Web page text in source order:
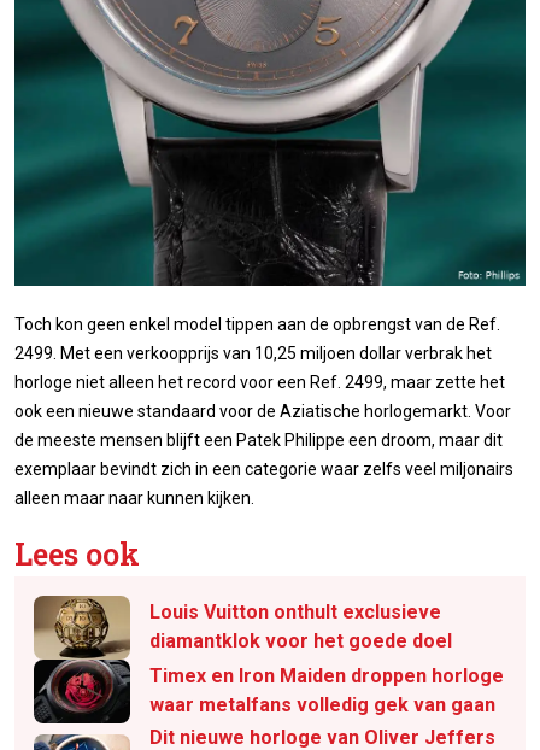
Toch kon geen enkel model tippen aan de opbrengst van de Ref.
2499. Met een verkoopprijs van 10,25 miljoen dollar verbrak het
horloge niet alleen het record voor een Ref. 2499, maar zette het
ook een nieuwe standaard voor de Aziatische horlogemarkt. Voor
de meeste mensen blijft een Patek Philippe een droom, maar dit
exemplaar bevindt zich in een categorie waar zelfs veel miljonairs
alleen maar naar kunnen kijken.
Lees ook
Louis Vuitton onthult exclusieve
diamantklok voor het goede doel
Timex en Iron Maiden droppen horloge
waar metalfans volledig gek van gaan
Dit nieuwe horloge van Oliver Jeffers